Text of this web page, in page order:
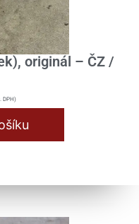
originál – ČZ /
DPH)